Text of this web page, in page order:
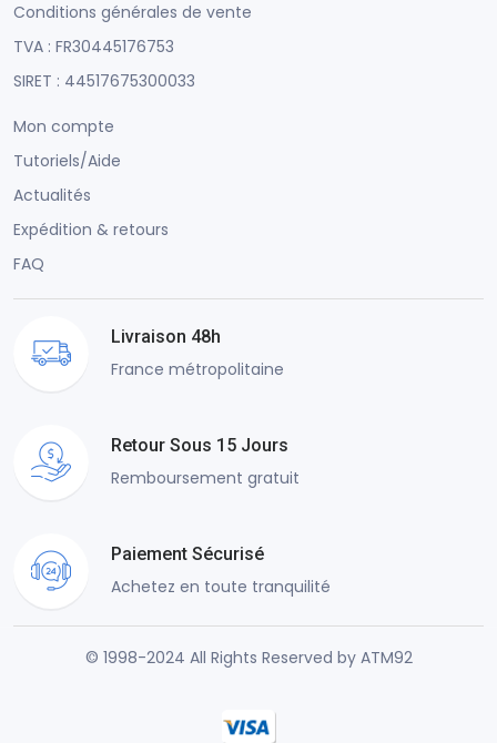
Conditions générales de vente
TVA : FR30445176753
SIRET : 44517675300033
Mon compte
Tutoriels/Aide
Actualités
Expédition & retours
FAQ
Livraison 48h
France métropolitaine
Retour Sous 15 Jours
Remboursement gratuit
Paiement Sécurisé
Achetez en toute tranquilité
© 1998-2024 All Rights Reserved by ATM92